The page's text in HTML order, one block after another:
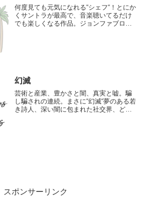
何度見ても元気になれる“シェフ“！とにか
くサントラが最高で、音楽聴いてるだけ
でも楽しくなる作品。ジョンファブロー
幻滅
芸術と産業、豊かさと闇、真実と嘘。騙
し騙されの連続。まさに“幻滅“夢のある若
き詩人、深い闇に包まれた社交界、どち
スポンサーリンク